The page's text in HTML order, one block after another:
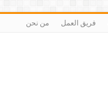
فريق العمل من نحن